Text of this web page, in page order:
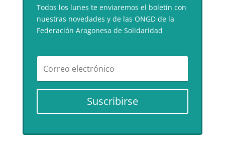
Todos los lunes te enviaremos el boletín con
nuestras novedades y de las ONGD de la
Federación Aragonesa de Solidaridad
Suscribirse